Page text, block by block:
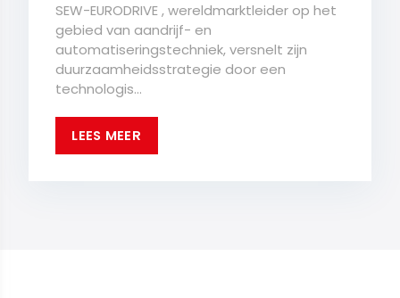
SEW-EURODRIVE , wereldmarktleider op het
gebied van aandrijf- en
automatiseringstechniek, versnelt zijn
duurzaamheidsstrategie door een
technologis...
LEES MEER